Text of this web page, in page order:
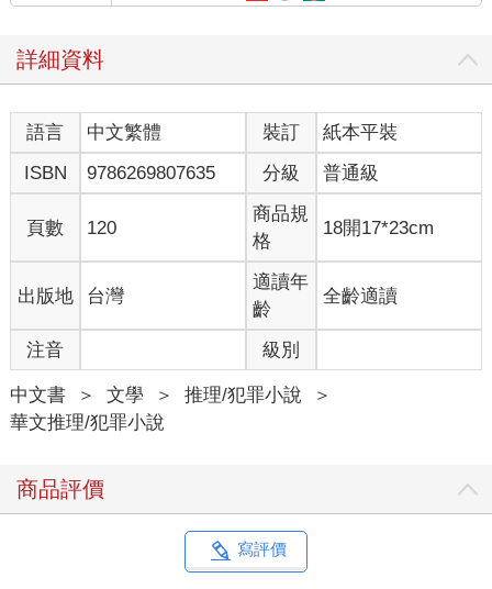
詳細資料
語言 中文繁體 裝訂
紙本平裝
ISBN
9786269807635 分級 普通級
頁數 120
商品規
格
18開17*23cm
出版地 台灣
適讀年
齡
全齡適讀
注音 級別
中文書 ＞ 文學 ＞ 推理/犯罪小說
＞
華文推理/犯罪小說
商品評價
寫評價